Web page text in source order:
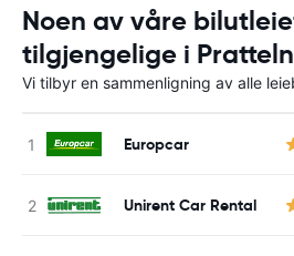
Noen av våre
tilgjengelige i Pratteln
Vi tilbyr en sammenligning av alle
Europcar
Unirent Car Rental